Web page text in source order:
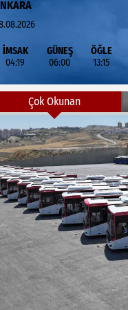
İMSAK
04:19
GÜNEŞ
06:00
ÖĞLE
13:15
Çok Okunan